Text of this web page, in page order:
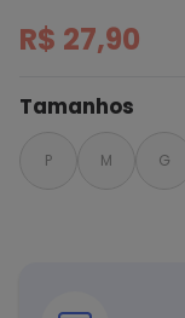
R$ 27,90
Tamanhos
P M G